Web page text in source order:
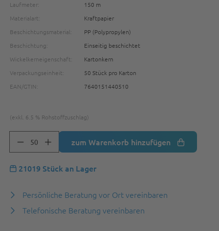
Laufmeter:
150 m
Materialart:
Kraftpapier
Beschichtungsmaterial:
PP (Polypropylen)
Beschichtung:
Einseitig beschichtet
Wickelkerneigenschaft:
Kartonkern
Verpackungseinheit:
50 Stück pro Karton
EAN/GTIN:
7640151440510
(exkl. 6.5 % Rohstoffzuschlag)
zum Warenkorb hinzufügen
21019 Stück an Lager
Persönliche Beratung vor Ort vereinbaren
Telefonische Beratung vereinbaren